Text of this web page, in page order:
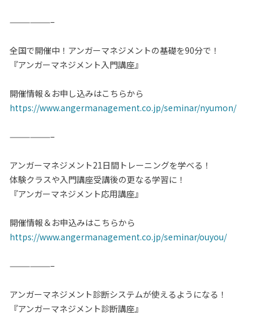
——————–
全国で開催中！アンガーマネジメントの基礎を90分で！
『アンガーマネジメント入門講座』
開催情報＆お申し込みはこちらから
https://www.angermanagement.co.jp/seminar/nyumon/
——————–
アンガーマネジメント21日間トレーニングを学べる！
体験クラスや入門講座受講後の更なる学習に！
『アンガーマネジメント応用講座』
開催情報＆お申込みはこちらから
https://www.angermanagement.co.jp/seminar/ouyou/
——————–
アンガーマネジメント診断システムが使えるようになる！
『アンガーマネジメント診断講座』